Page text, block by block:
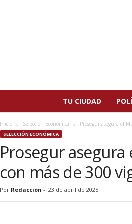
TU CIUDAD
Inicio Selección Económica Prosegur asegura el
SELECCIÓN ECONÓMICA
Prosegur
con más de 300
Por Redacción - 23 de abril de 2025